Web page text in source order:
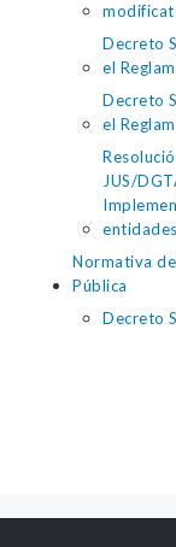
Decreto
el
Decreto
el
JUS/
Normativa
Pública
Decreto